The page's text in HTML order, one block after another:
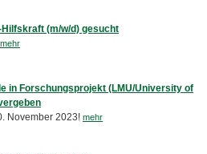
(m/w/d) gesucht
mehr
in Forschungsprojekt (LMU/University of
November 2023! mehr